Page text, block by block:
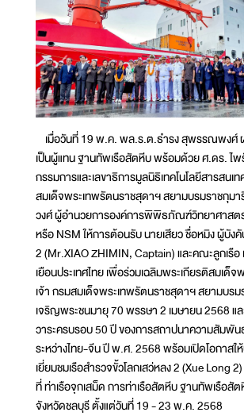
เมื่อวันที่ 19 พ.ค. พล.ร.ต.ธำรง สุพรรณพงศ์
เป็นผู้แทน ฐานทัพเรือสัตหีบ พร้อมด้วย ศ.ดร. ไ
กรรมการและเลขาธิการมูลนิธิเทคโนโลยีสารสน
สมเด็จพระเทพรัตนราชสุดาฯ สยามบรมราชกุม
วงศ์ ผู้อำนวยการองค์การพิพิธภัณฑ์วิทยาศาสต
หรือ NSM ให้การต้อนรับ นายเสียว ชื่อหมิง ผู้บังคั
2 (Mr.XIAO ZHIMIN, Captain) และคณะลูกเรือ
เยือนประเทศไทย เพื่อร่วมเฉลิมพระเกียรติสมเด็
เจ้า กรมสมเด็จพระเทพรัตนราชสุดาฯ สยามบรม
เจริญพระชนมายุ 70 พรรษา 2 เมษายน 2568 แล
วาระครบรอบ 50 ปี ของการสถาปนาความสัมพั
ระหว่างไทย-จีน ปี พ.ศ. 2568 พร้อมเปิดโอกาสให้
เยี่ยมชมเรือสำรวจขั้วโลกเสว่หลง 2 (Xue Long
ที่ ท่าเรือจุกเสม็ด การท่าเรือสัตหีบ ฐานทัพเรือสั
จังหวัดชลบุรี ตั้งแต่วันที่ 19 - 23 พ.ค. 2568